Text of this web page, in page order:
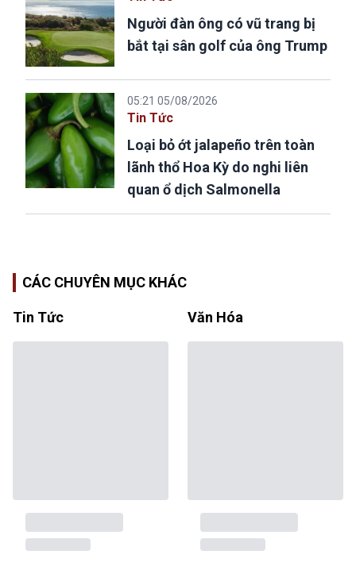
Người đàn ông có vũ trang bị
bắt tại sân golf của ông Trump
05:21 05/08/2026
Tin Tức
Loại bỏ ớt jalapeño trên toàn
lãnh thổ Hoa Kỳ do nghi liên
quan ổ dịch Salmonella
CÁC CHUYÊN MỤC KHÁC
Tin Tức Văn Hóa